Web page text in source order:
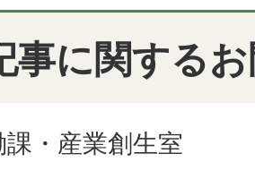
事に関する
・産業創生室